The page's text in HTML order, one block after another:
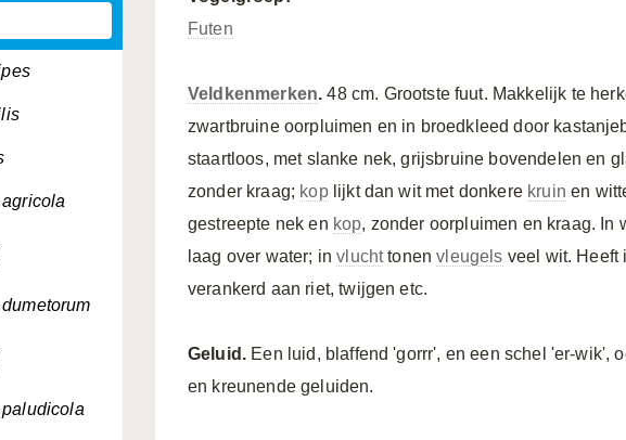
Futen
Veldkenmerken. 48 cm. Grootste fuut. Makkelijk te
zwartbruine oorpluimen en in broedkleed door
staartloos, met slanke nek, grijsbruine bovendelen en
zonder kraag; koplijkt dan wit met donkere kruin en
gestreepte nek en kop, zonder oorpluimen en kraag.
laag over water; invluchttonenvleugels veel wit. Heeft
verankerd aan riet, twijgen etc.
Geluid. Een luid, blaffend 'gorrr', en een schel 'er-wik',
en kreunende geluiden.